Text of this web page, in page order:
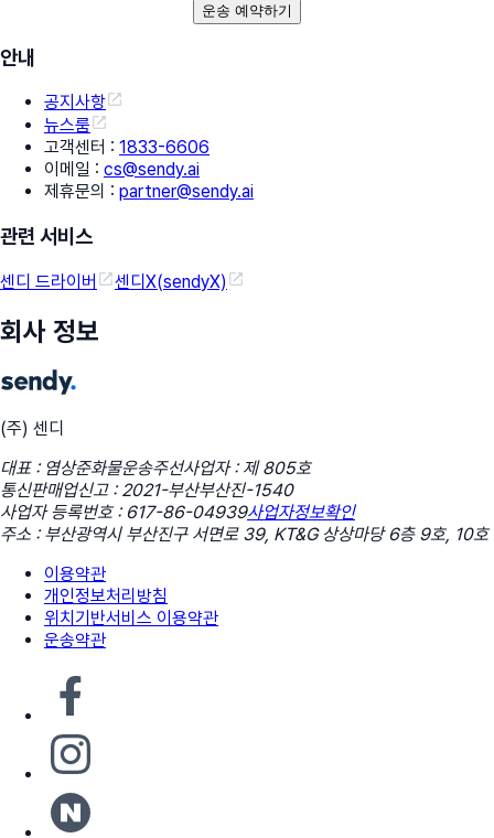
운송 예약하기
안내
공지사항
뉴스룸
고객센터 : 1833-6606
이메일 : cs@sendy.ai
제휴문의 : partner@sendy.ai
관련 서비스
센디 드라이버 센디X(sendyX)
회사 정보
(주) 센디
대표 : 염상준화물운송주선사업자 : 제 805호
통신판매업신고 : 2021-부산부산진-1540
사업자 등록번호 : 617-86-04939사업자정보확인
주소 : 부산광역시 부산진구 서면로 39, KT&G 상상마당 6층 9호, 10호
이용약관
개인정보처리방침
위치기반서비스 이용약관
운송약관